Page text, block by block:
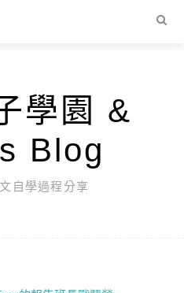
學園 &
Blog
自學過程分享